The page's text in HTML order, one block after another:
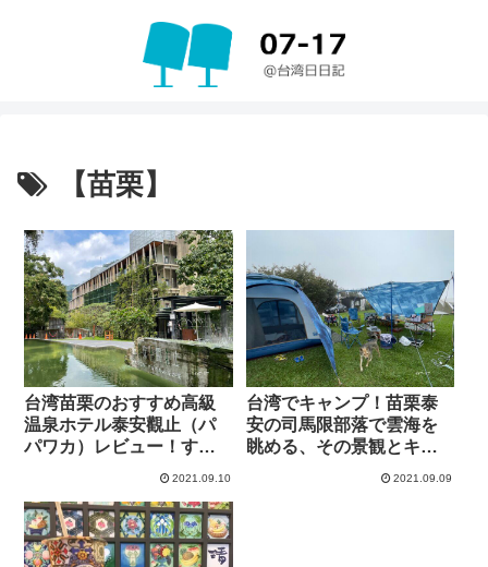
【苗栗】
台湾苗栗のおすすめ高級
温泉ホテル泰安觀止（パ
パワカ）レビュー！すべ
2021.09.10
台湾でキャンプ！苗栗泰
安の司馬限部落で雲海を
眺める、その景観とキャ
2021.09.09